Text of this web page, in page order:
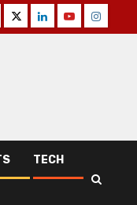
TwitterLinkedinYoutube
TECH